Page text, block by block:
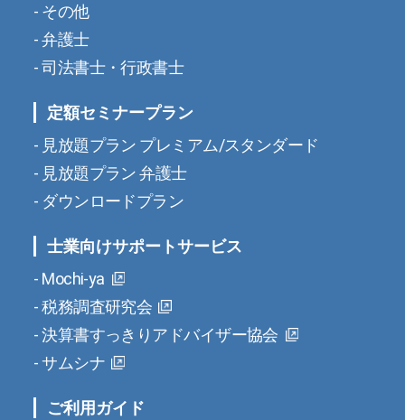
その他
弁護士
司法書士・行政書士
定額セミナープラン
見放題プラン プレミアム/スタンダード
見放題プラン 弁護士
ダウンロードプラン
士業向けサポートサービス
Mochi-ya
税務調査研究会
決算書すっきりアドバイザー協会
サムシナ
ご利用ガイド